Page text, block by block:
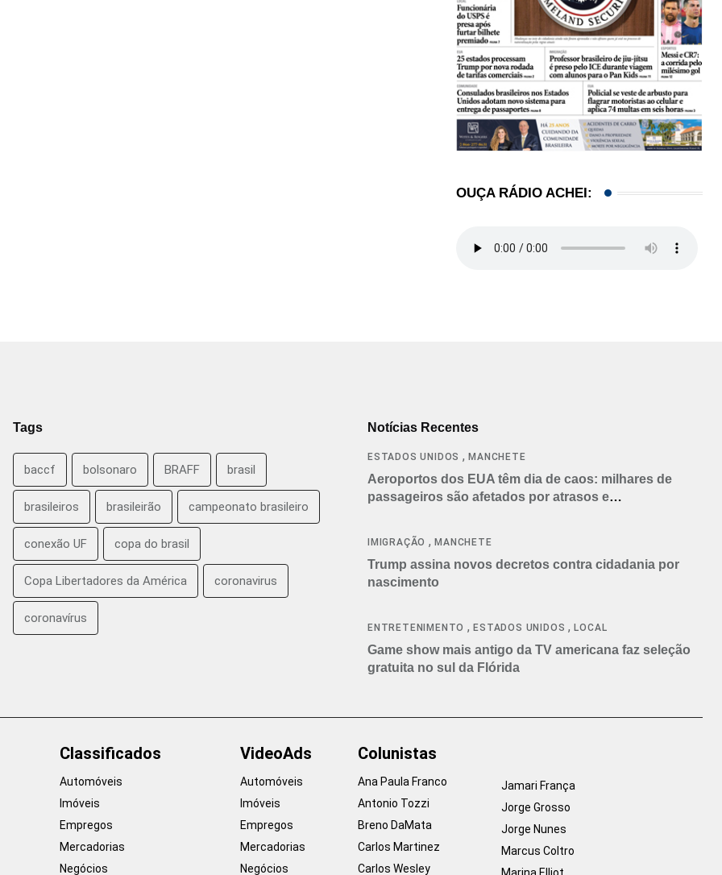
Game show mais antigo da TV americana faz...
07/08/2026
OUÇA RÁDIO ACHEI:
Tags
baccf bolsonaro BRAFF brasil
brasileiros brasileirão campeonato brasileiro
conexão UF copa do brasil
Copa Libertadores da América coronavirus
coronavírus
Notícias Recentes
ESTADOS UNIDOS ,MANCHETE
Aeroportos dos EUA têm dia de caos: milhares de
passageiros são afetados por atrasos e
IMIGRAÇÃO ,MANCHETE
Trump assina novos decretos contra cidadania por
nascimento
ENTRETENIMENTO ,ESTADOS UNIDOS ,LOCAL
Game show mais antigo da TV americana faz seleção
gratuita no sul da Flórida
Classificados
Automóveis
Imóveis
Empregos
Mercadorias
Negócios
VideoAds
Automóveis
Imóveis
Empregos
Mercadorias
Negócios
Colunistas
Ana Paula Franco
Antonio Tozzi
Breno DaMata
Carlos Martinez
Carlos Wesley
Jamari França
Jorge Grosso
Jorge Nunes
Marcus Coltro